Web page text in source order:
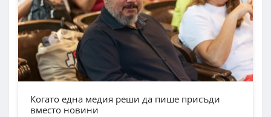
Когато една медия реши да пише присъди
вместо новини